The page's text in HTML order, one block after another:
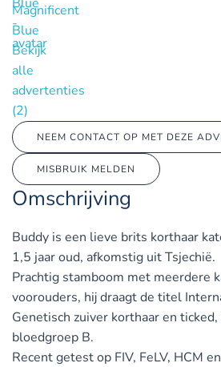
Magnificent
Blue
Bekijk
alle
advertenties
(2)
NEEM CONTACT OP MET DEZE
MISBRUIK MELDEN
Omschrijving
Buddy is een lieve brits korthaar
1,5 jaar oud, afkomstig uit Tsjechië.
Prachtig stamboom met meerdere
voorouders, hij draagt de titel
Genetisch zuiver korthaar en
bloedgroep B.
Recent getest op FIV, FeLV, HCM